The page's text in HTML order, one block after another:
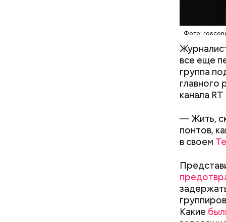
Фото:
все еще
группа
главного
канала
— Жить,
понтов,
в своем
Какие
чеснок;
соль.
Фото: